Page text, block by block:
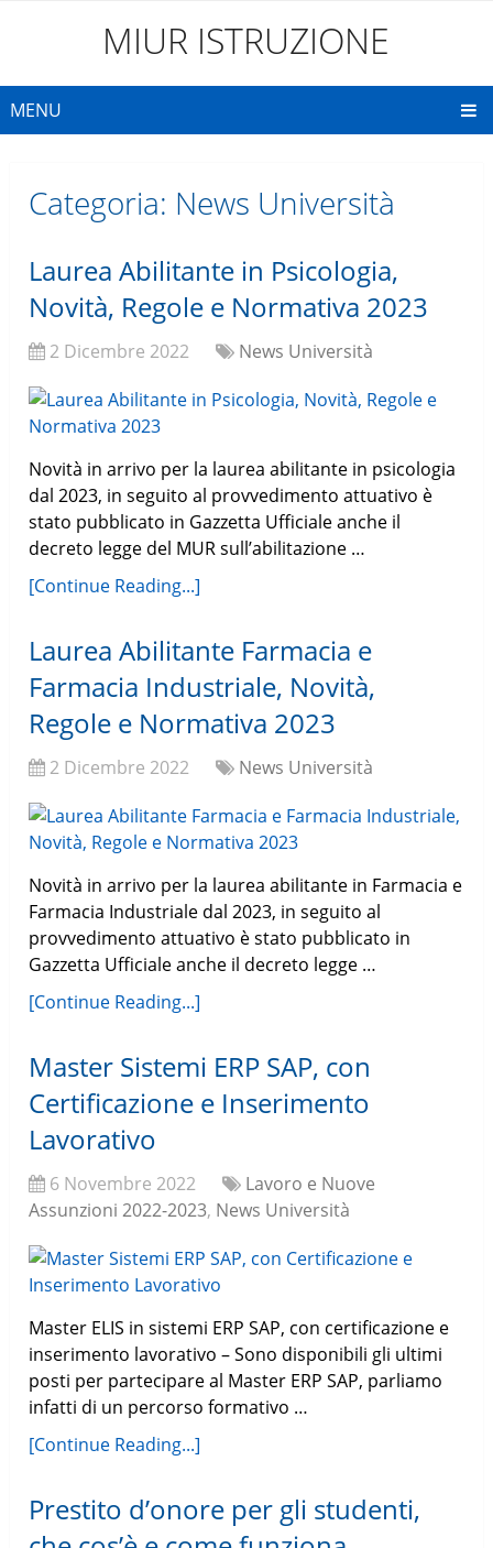
MIUR ISTRUZIONE
MENU
Categoria: News Università
Laurea Abilitante in Psicologia,
Novità, Regole e Normativa 2023
2 Dicembre 2022 News Università
Novità in arrivo per la laurea abilitante in psicologia
dal 2023, in seguito al provvedimento attuativo è
stato pubblicato in Gazzetta Ufficiale anche il
decreto legge del MUR sull’abilitazione …
[Continue Reading...]
Laurea Abilitante Farmacia e
Farmacia Industriale, Novità,
Regole e Normativa 2023
2 Dicembre 2022 News Università
Novità in arrivo per la laurea abilitante in Farmacia e
Farmacia Industriale dal 2023, in seguito al
provvedimento attuativo è stato pubblicato in
Gazzetta Ufficiale anche il decreto legge …
[Continue Reading...]
Master Sistemi ERP SAP, con
Certificazione e Inserimento
Lavorativo
6 Novembre 2022
Lavoro e Nuove
Assunzioni 2022-2023, News Università
Master ELIS in sistemi ERP SAP, con certificazione e
inserimento lavorativo – Sono disponibili gli ultimi
posti per partecipare al Master ERP SAP, parliamo
infatti di un percorso formativo …
[Continue Reading...]
Prestito d’onore per gli studenti,